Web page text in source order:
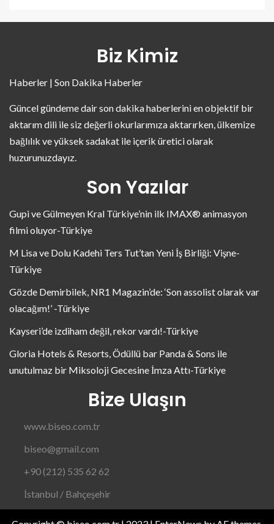
Biz Kimiz
Haberler | Son Dakika Haberler
Güncel gündeme dair son dakika haberlerini en objektif bir
aktarım dili ile siz değerli okurlarımıza aktarırken, ülkemize
bağlılık ve yüksek sadakat ile içerik üretici olarak
huzurunuzdayız.
Son Yazılar
Gupi ve Gülmeyen Kral Türkiye’nin ilk IMAX® animasyon
filmi oluyor-Türkiye
M Lisa ve Dolu Kadehi Ters Tut’tan Yeni İş Birliği: Vişne-
Türkiye
Gözde Demirbilek, NR1 Magazin’de: ‘Son assolist olarak var
olacağım!’ -Türkiye
Kayseri’de izdiham değil, rekor vardı!-Türkiye
Gloria Hotels & Resorts, Ödüllü bar Panda & Sons ile
unutulmaz bir Miksoloji Gecesine İmza Attı-Türkiye
Bize Ulaşın
www.biseo.com.tr
biseo@gmail.com
+90 (212) 535 62 62
İstanbul / Bahçeşehir